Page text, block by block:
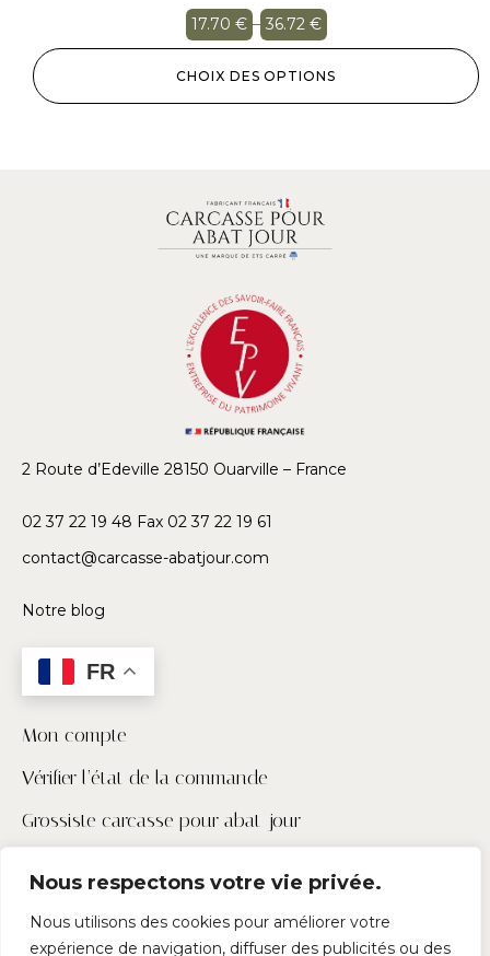
Nous respectons votre vie privée.
Nous utilisons des cookies pour améliorer votre
expérience de navigation, diffuser des publicités ou des
17.70 € – 36.72 €
CHOIX DES OPTIONS
2 Route d’Edeville 28150 Ouarville – France
02 37 22 19 48 Fax 02 37 22 19 61
contact@carcasse-abatjour.com
Notre blog
FR
Mon compte
Vérifier l’état de la commande
Grossiste carcasse pour abat-jour